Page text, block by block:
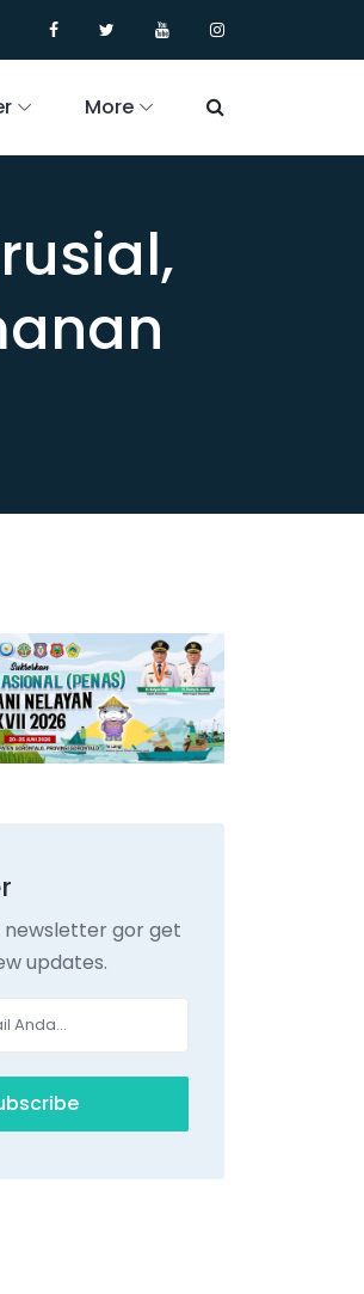
More
newsletter gor get
updates.